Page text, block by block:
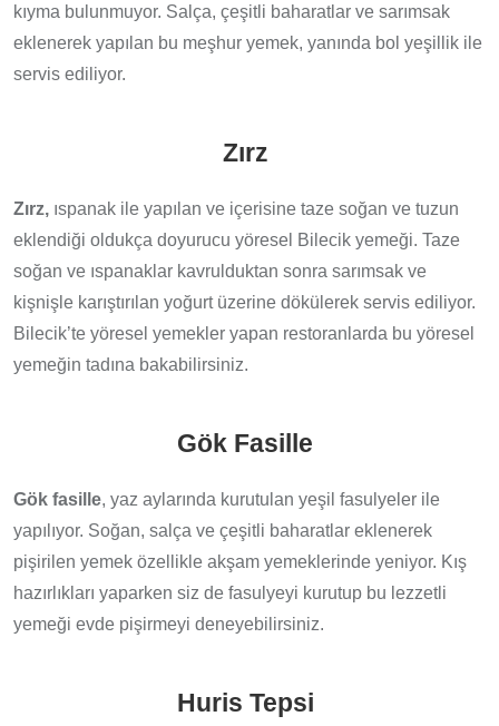
kıyma bulunmuyor. Salça, çeşitli baharatlar ve sarımsak
eklenerek yapılan bu meşhur yemek, yanında bol yeşillik ile
servis ediliyor.
Zırz
Zırz, ıspanak ile yapılan ve içerisine taze soğan ve tuzun
eklendiği oldukça doyurucu yöresel Bilecik yemeği. Taze
soğan ve ıspanaklar kavrulduktan sonra sarımsak ve
kişnişle karıştırılan yoğurt üzerine dökülerek servis ediliyor.
Bilecik’te yöresel yemekler yapan restoranlarda bu yöresel
yemeğin tadına bakabilirsiniz.
Gök Fasille
Gök fasille, yaz aylarında kurutulan yeşil fasulyeler ile
yapılıyor. Soğan, salça ve çeşitli baharatlar eklenerek
pişirilen yemek özellikle akşam yemeklerinde yeniyor. Kış
hazırlıkları yaparken siz de fasulyeyi kurutup bu lezzetli
yemeği evde pişirmeyi deneyebilirsiniz.
Huris Tepsi